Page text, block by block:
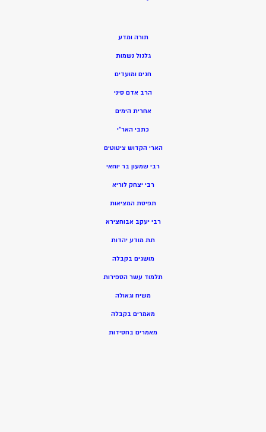
תורה ומדע
גלגול נשמות
חגים ומועדים
הרב אדם סיני
אחרית הימים
כתבי האר”י
הארי הקדוש ציטוטים
רבי שמעון בר יוחאי
רבי יצחק לוריא
תפיסת המציאות
רבי יעקב אבוחצירא
תת מודע יהדות
מושגים בקבלה
תלמוד עשר הספירות
משיח וגאולה
מאמרים בקבלה
מאמרים בחסידות